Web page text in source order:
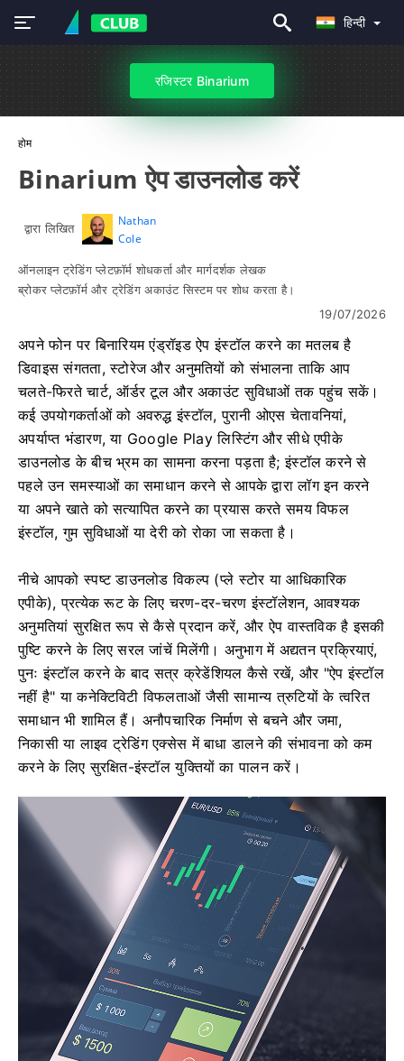
हिन्दी
रजिस्टर Binarium
होम
Binarium ऐप डाउनलोड करें
द्वारा लिखित
Nathan
Cole
ऑनलाइन ट्रेडिंग प्लेटफ़ॉर्म शोधकर्ता और मार्गदर्शक लेखक
ब्रोकर प्लेटफ़ॉर्म और ट्रेडिंग अकाउंट सिस्टम पर शोध करता है।
19/07/2026
अपने फोन पर बिनारियम एंड्रॉइड ऐप इंस्टॉल करने का मतलब है
डिवाइस संगतता, स्टोरेज और अनुमतियों को संभालना ताकि आप
चलते-फिरते चार्ट, ऑर्डर टूल और अकाउंट सुविधाओं तक पहुंच सकें।
कई उपयोगकर्ताओं को अवरुद्ध इंस्टॉल, पुरानी ओएस चेतावनियां,
अपर्याप्त भंडारण, या Google Play लिस्टिंग और सीधे एपीके
डाउनलोड के बीच भ्रम का सामना करना पड़ता है; इंस्टॉल करने से
पहले उन समस्याओं का समाधान करने से आपके द्वारा लॉग इन करने
या अपने खाते को सत्यापित करने का प्रयास करते समय विफल
इंस्टॉल, गुम सुविधाओं या देरी को रोका जा सकता है।
नीचे आपको स्पष्ट डाउनलोड विकल्प (प्ले स्टोर या आधिकारिक
एपीके), प्रत्येक रूट के लिए चरण-दर-चरण इंस्टॉलेशन, आवश्यक
अनुमतियां सुरक्षित रूप से कैसे प्रदान करें, और ऐप वास्तविक है इसकी
पुष्टि करने के लिए सरल जांचें मिलेंगी। अनुभाग में अद्यतन प्रक्रियाएं,
पुनः इंस्टॉल करने के बाद सत्र क्रेडेंशियल कैसे रखें, और "ऐप इंस्टॉल
नहीं है" या कनेक्टिविटी विफलताओं जैसी सामान्य त्रुटियों के त्वरित
समाधान भी शामिल हैं। अनौपचारिक निर्माण से बचने और जमा,
निकासी या लाइव ट्रेडिंग एक्सेस में बाधा डालने की संभावना को कम
करने के लिए सुरक्षित-इंस्टॉल युक्तियों का पालन करें।